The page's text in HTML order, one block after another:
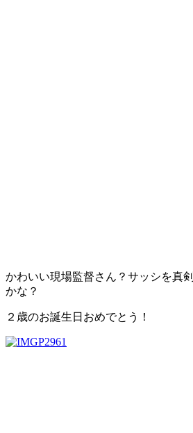
かわいい現場監督さん？サッシを真
かな？
２歳のお誕生日おめでとう！